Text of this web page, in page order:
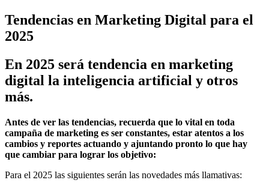
Tendencias en Marketing Digital para el
2025
En 2025 será tendencia en marketing
digital la inteligencia artificial y otros
más.
Antes de ver las tendencias, recuerda que lo vital en toda
campaña de marketing es ser constantes, estar atentos a los
cambios y reportes actuando y ajuntando pronto lo que hay
que cambiar para lograr los objetivo:
Para el 2025 las siguientes serán las novedades más llamativas: